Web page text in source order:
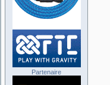
Partenaire